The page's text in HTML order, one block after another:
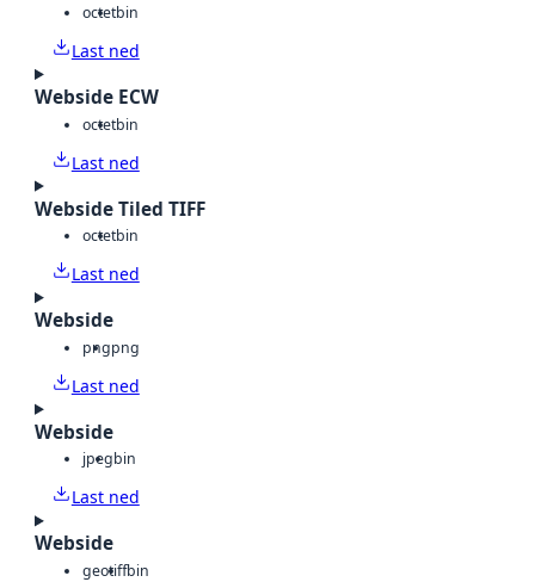
octetbin
Last ned
Webside ECW
octetbin
Last ned
Webside Tiled TIFF
octetbin
Last ned
Webside
pngpng
Last ned
Webside
jpegbin
Last ned
Webside
geotiffbin